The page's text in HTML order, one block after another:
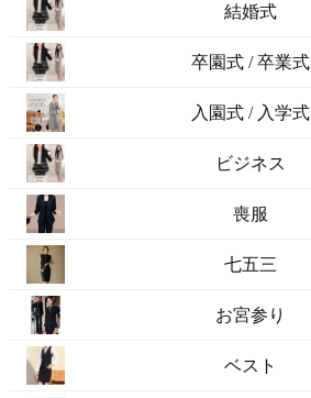
結婚式
卒園式 / 卒業式
入園式 / 入学式
ビジネス
喪服
七五三
お宮参り
ベスト